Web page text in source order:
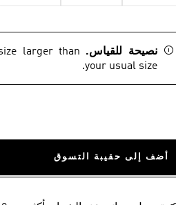
نصيحة للقياس. larger than
your usual size.
أضف إلى حقيبة التسوق